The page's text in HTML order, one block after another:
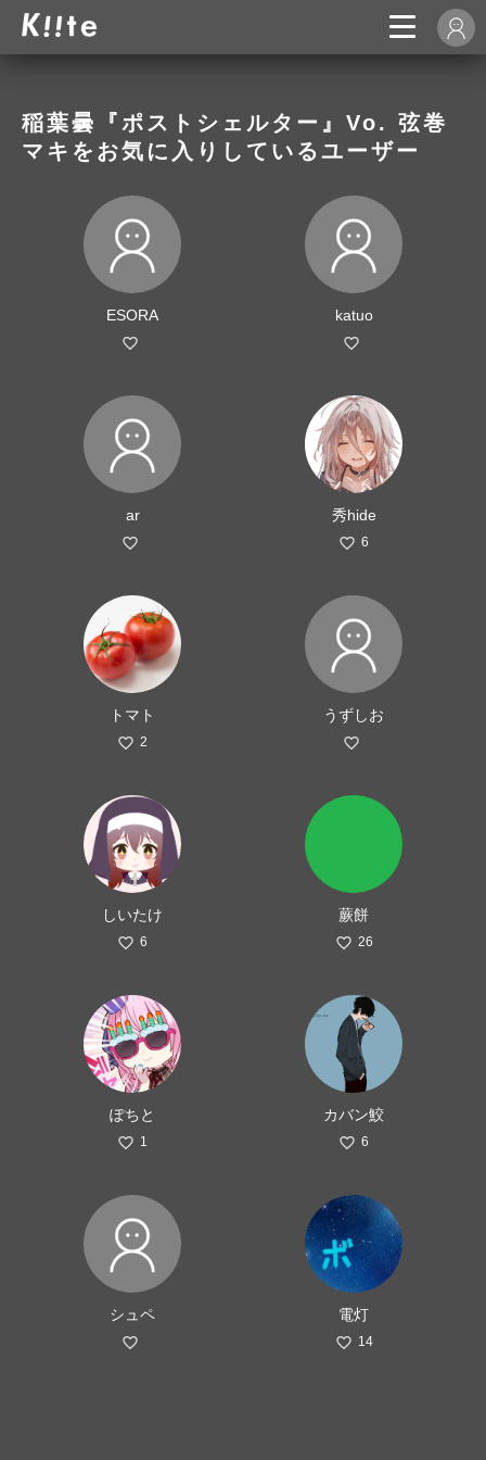
稲葉曇『ポストシェルター』Vo. 弦巻
マキをお気に入りしているユーザー
ESORA katuo
ar 秀hide
6
トマト
2
うずしお
しいたけ
6
蕨餅
26
ぽちと
1
カバン鮫
6
シュペ 電灯
14